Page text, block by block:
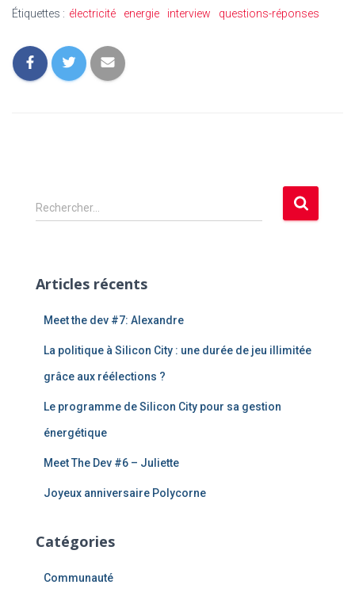
Étiquettes : électricité energie interview questions-réponses
R
e
r
Rechercher…
Articles récents
Meet the dev #7: Alexandre
La politique à Silicon City : une durée de jeu illimitée
grâce aux réélections ?
Le programme de Silicon City pour sa gestion
énergétique
Meet The Dev #6 – Juliette
Joyeux anniversaire Polycorne
Catégories
Communauté